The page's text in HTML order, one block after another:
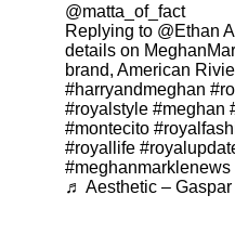
@matta_of_fact
Replying to @Ethan
details on
brand, American
#harryandmeghan
#royalstyle #meghan
#montecito
#royallife
#meghanmarklenews
♬ Aesthetic – Gaspar